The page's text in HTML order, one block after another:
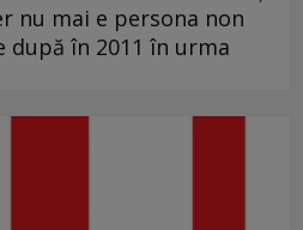
nu mai e persona non
după în 2011 în urma